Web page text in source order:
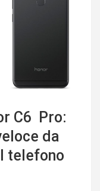
C6 Pro:
da
telefono